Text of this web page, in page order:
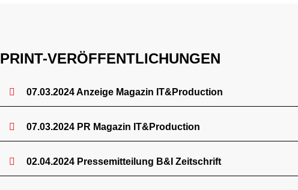
PRINT-VERÖFFENTLICHUNGEN
07.03.2024 Anzeige Magazin IT&Production
07.03.2024 PR Magazin IT&Production
02.04.2024 Pressemitteilung B&I Zeitschrift